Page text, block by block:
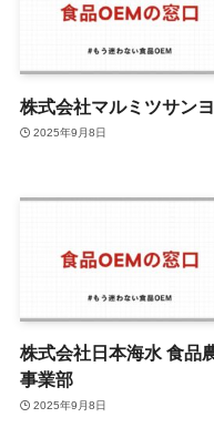
株式会社マルミツサン
2025年9月8日
株式会社日本海水 食品
事業部
2025年9月8日